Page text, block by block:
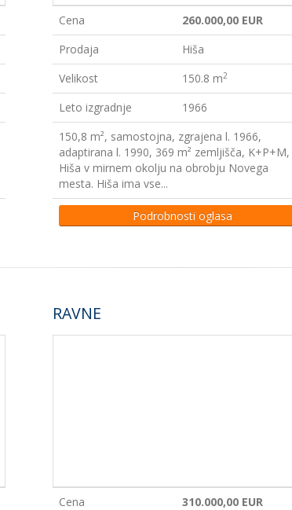
Cena
260.000,00 EUR
Prodaja
Hiša
Velikost
150.8 m2
Leto izgradnje
1966
150,8 m², samostojna, zgrajena l. 1966,
adaptirana l. 1990, 369 m² zemljišča, K+P+M,
Hiša v mirnem okolju na obrobju Novega
mesta. Hiša ima vse...
Podrobnosti oglasa
RAVNE
Cena
310.000,00 EUR